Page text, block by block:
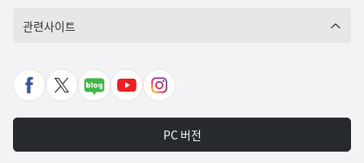
관련사이트
페
북
X
가
네
포
유
바
인
타
그
PC 버전